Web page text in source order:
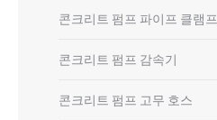
콘크리트 펌프 파이프 클램프
콘크리트 펌프 감속기
콘크리트 펌프 고무 호스